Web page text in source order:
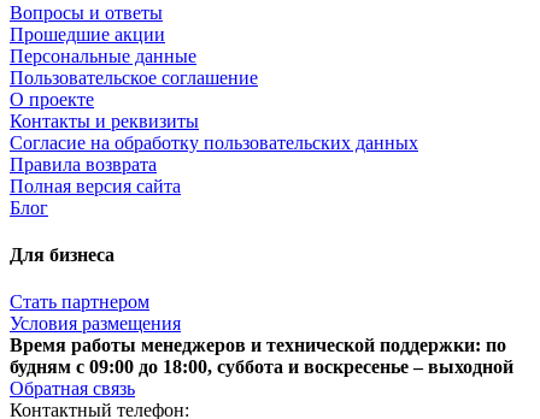
Вопросы и ответы
Прошедшие акции
Персональные данные
Пользовательское соглашение
О проекте
Контакты и реквизиты
Согласие на обработку пользовательских данных
Правила возврата
Полная версия сайта
Блог
Для бизнеса
Стать партнером
Условия размещения
Время работы менеджеров и технической поддержки: по
будням с 09:00 до 18:00, суббота и воскресенье – выходной
Обратная связь
Контактный телефон: